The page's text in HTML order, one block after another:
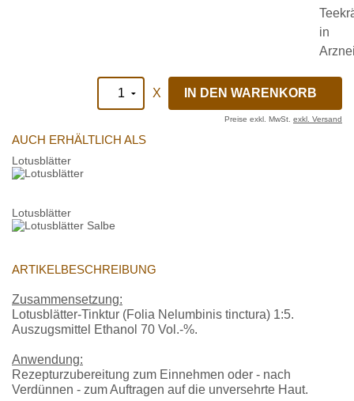
X
Preise exkl. MwSt. exkl. Versand
AUCH ERHÄLTLICH ALS
Lotusblätter
Lotusblätter
ARTIKELBESCHREIBUNG
Zusammensetzung:
Lotusblätter-Tinktur (Folia Nelumbinis tinctura) 1:5.
Auszugsmittel Ethanol 70 Vol.-%.
Anwendung:
Rezepturzubereitung zum Einnehmen oder - nach
Verdünnen - zum Auftragen auf die unversehrte Haut.